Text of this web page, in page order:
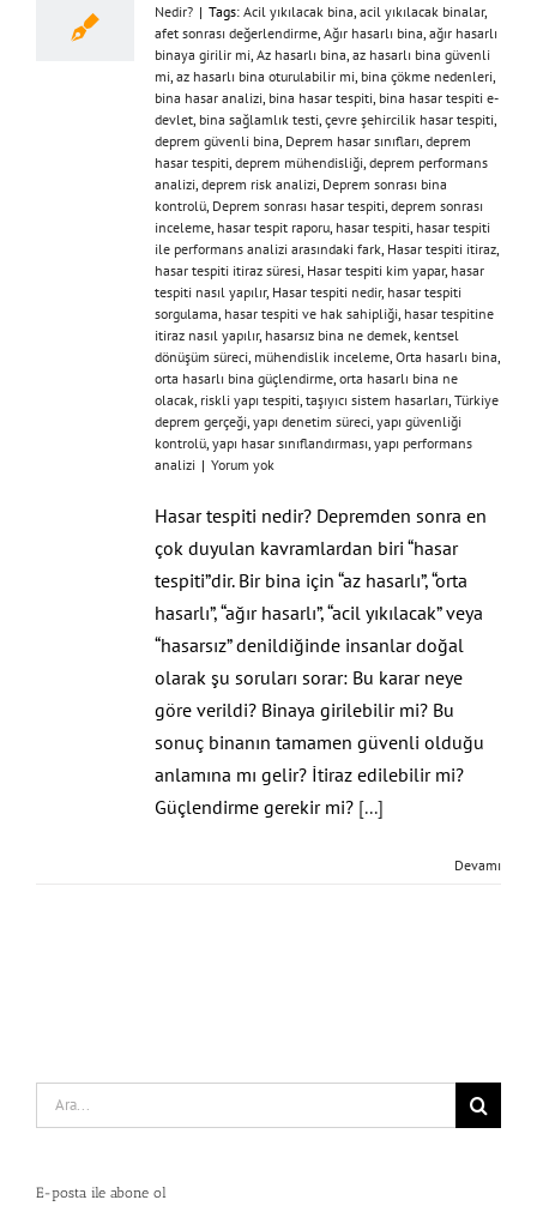
Nedir? | Tags: Acil yıkılacak bina acil yıkılacak binalar,
afet sonrası değerlendirme Ağır hasarlı bina ağır hasarlı
binaya girilir mi Az hasarlı bina az hasarlı bina güvenli
mi az hasarlı bina oturulabilir mi bina çökme nedenleri
bina hasar analizi bina hasar tespiti bina hasar tespiti e-
devlet bina sağlamlık testi çevre şehircilik hasar tespiti
deprem güvenli bina Deprem hasar sınıfları deprem
hasar tespiti deprem mühendisliği deprem performans
analizi deprem risk analizi Deprem sonrası bina
kontrolü Deprem sonrası hasar tespiti deprem sonrası
inceleme hasar tespit raporu hasar tespiti hasar tespiti
ile performans analizi arasındaki fark Hasar tespiti itiraz
hasar tespiti itiraz süresi Hasar tespiti kim yapar, hasar
tespiti nasıl yapılır, Hasar tespiti nedir, hasar tespiti
sorgulama hasar tespiti ve hak sahipliği hasar tespitine
itiraz nasıl yapılır, hasarsız bina ne demek kentsel
dönüşüm süreci mühendislik inceleme Orta hasarlı bina
orta hasarlı bina güçlendirme orta hasarlı bina ne
olacak riskli yapı tespiti taşıyıcı sistem hasarları Türkiye
deprem gerçeği yapı denetim süreci yapı güvenliği
kontrolü yapı hasar sınıflandırması yapı performans
analizi | Yorum yok
Hasar tespiti nedir? Depremden sonra en
çok duyulan kavramlardan biri “hasar
tespiti”dir. Bir bina için “az hasarlı”, “orta
hasarlı”, “ağır hasarlı”, “acil yıkılacak” veya
“hasarsız” denildiğinde insanlar doğal
olarak şu soruları sorar: Bu karar neye
göre verildi? Binaya girilebilir mi? Bu
sonuç binanın tamamen güvenli olduğu
anlamına mı gelir? İtiraz edilebilir mi?
Güçlendirme gerekir mi? [...]
Devamı
Search
for:
E-posta ile abone ol